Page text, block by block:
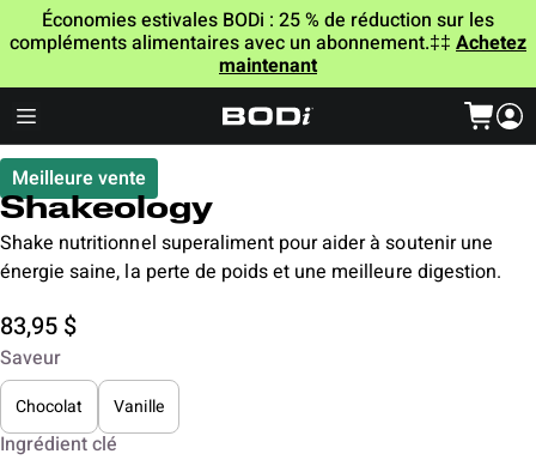
Économies estivales BODi : 25 % de réduction sur les
compléments alimentaires avec un abonnement.‡‡ Achetez
maintenant
Meilleure vente
Shakeology
Shake nutritionnel superaliment pour aider à soutenir une
énergie saine, la perte de poids et une meilleure digestion.
83,95 $
Saveur
Chocolat Vanille
Ingrédient clé